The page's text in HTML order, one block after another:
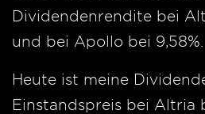
Dividendenrendite bei
und bei Apollo bei 9,58%.
Heute ist meine
Einstandspreis bei Altria